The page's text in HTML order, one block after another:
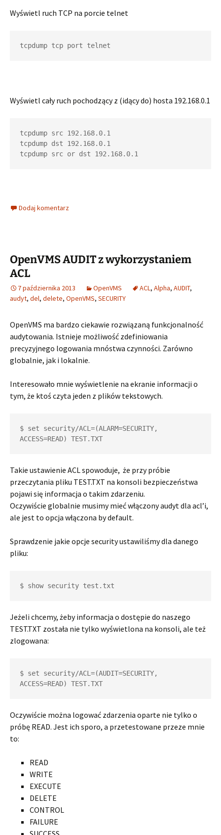
Wyświetl ruch TCP na porcie telnet
tcpdump tcp port telnet
Wyświetl cały ruch pochodzący z (idący do) hosta 192.168.0.1
tcpdump src 192.168.0.1
tcpdump dst 192.168.0.1
tcpdump src or dst 192.168.0.1
Dodaj komentarz
OpenVMS AUDIT z wykorzystaniem
ACL
7 października 2013 OpenVMS ACL, Alpha, AUDIT,
audyt, del, delete, OpenVMS, SECURITY
OpenVMS ma bardzo ciekawie rozwiązaną funkcjonalność
audytowania. Istnieje możliwość zdefiniowania
precyzyjnego logowania mnóstwa czynności. Zarówno
globalnie, jak i lokalnie.
Interesowało mnie wyświetlenie na ekranie informacji o
tym, że ktoś czyta jeden z plików tekstowych.
$ set security/ACL=(ALARM=SECURITY,
ACCESS=READ) TEST.TXT
Takie ustawienie ACL spowoduje, że przy próbie
przeczytania pliku TEST.TXT na konsoli bezpieczeństwa
pojawi się informacja o takim zdarzeniu.
Oczywiście globalnie musimy mieć włączony audyt dla acl’i,
ale jest to opcja włączona by default.
Sprawdzenie jakie opcje security ustawiliśmy dla danego
pliku:
$ show security test.txt
Jeżeli chcemy, żeby informacja o dostępie do naszego
TEST.TXT została nie tylko wyświetlona na konsoli, ale też
zlogowana:
$ set security/ACL=(AUDIT=SECURITY,
ACCESS=READ) TEST.TXT
Oczywiście można logować zdarzenia oparte nie tylko o
próbę READ. Jest ich sporo, a przetestowane przeze mnie
to:
READ
WRITE
EXECUTE
DELETE
CONTROL
FAILURE